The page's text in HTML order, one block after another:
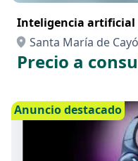
Inteligencia artificial
Santa María de
Precio a
Anuncio destacado